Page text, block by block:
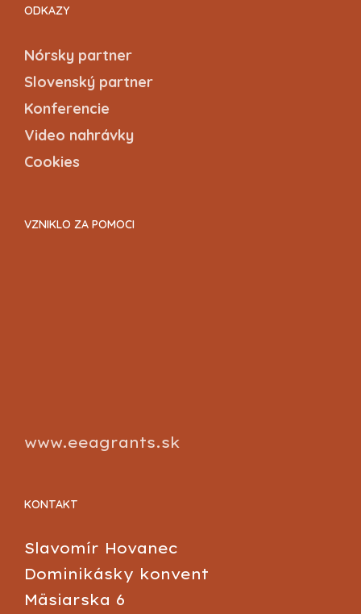
ODKAZY
Nórsky partner
Slovenský partner
Konferencie
Video nahrávky
Cookies
VZNIKLO ZA POMOCI
www.eeagrants.sk
KONTAKT
Slavomír Hovanec
Dominikásky konvent
Mäsiarska 6